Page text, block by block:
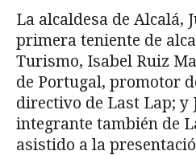
La alcaldesa de Alcalá,
primera teniente de
Turismo, Isabel Ruiz
de Portugal, promotor
directivo de Last Lap; y
integrante también de
asistido a la